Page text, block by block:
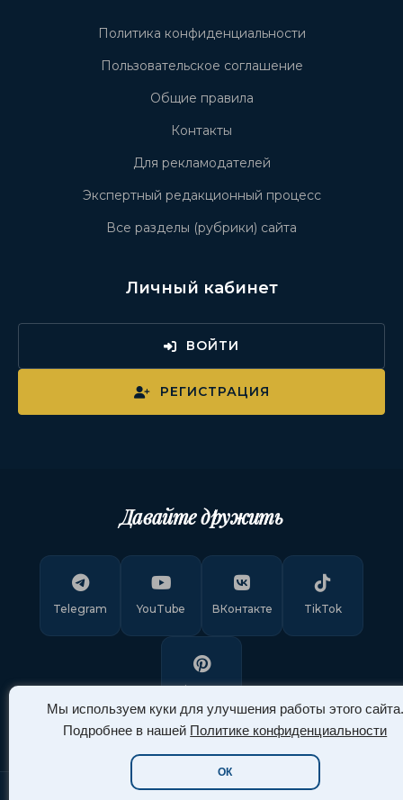
Мы используем куки для улучшения работы этого сайта.
Подробнее в нашей Политике конфиденциальности
ОК
Политика конфиденциальности
Пользовательское соглашение
Общие правила
Контакты
Для рекламодателей
Экспертный редакционный процесс
Все разделы (рубрики) сайта
Личный кабинет
ВОЙТИ
РЕГИСТРАЦИЯ
Давайте дружить
Telegram YouTube ВКонтакте TikTok
Pinterest